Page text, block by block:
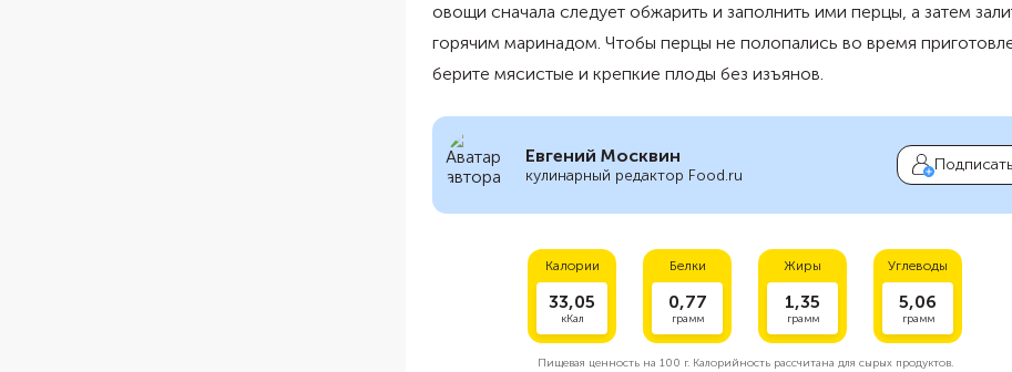
овощи сначала следует обжарить и заполнить ими перцы, а затем
горячим маринадом. Чтобы перцы не полопались во время
берите мясистые и крепкие плоды без изъянов.
Евгений Москвин
кулинарный редактор Food.ru
Калории
33,05
кКал
Белки
0,77
грамм
Жиры
1,35
грамм
Углеводы
5,06
грамм
Пищевая ценность на 100 г.Калорийность рассчитана для сырых продуктов.